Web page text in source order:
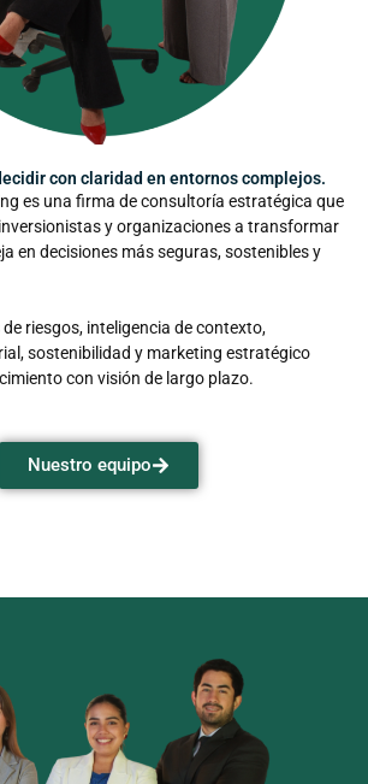
con claridad en entornos complejos.
es una firma de consultoría estratégica que
y organizaciones a transformar
en decisiones más seguras, sostenibles y
riesgos, inteligencia de contexto,
sostenibilidad y marketing estratégico
con visión de largo plazo.
Nuestro equipo